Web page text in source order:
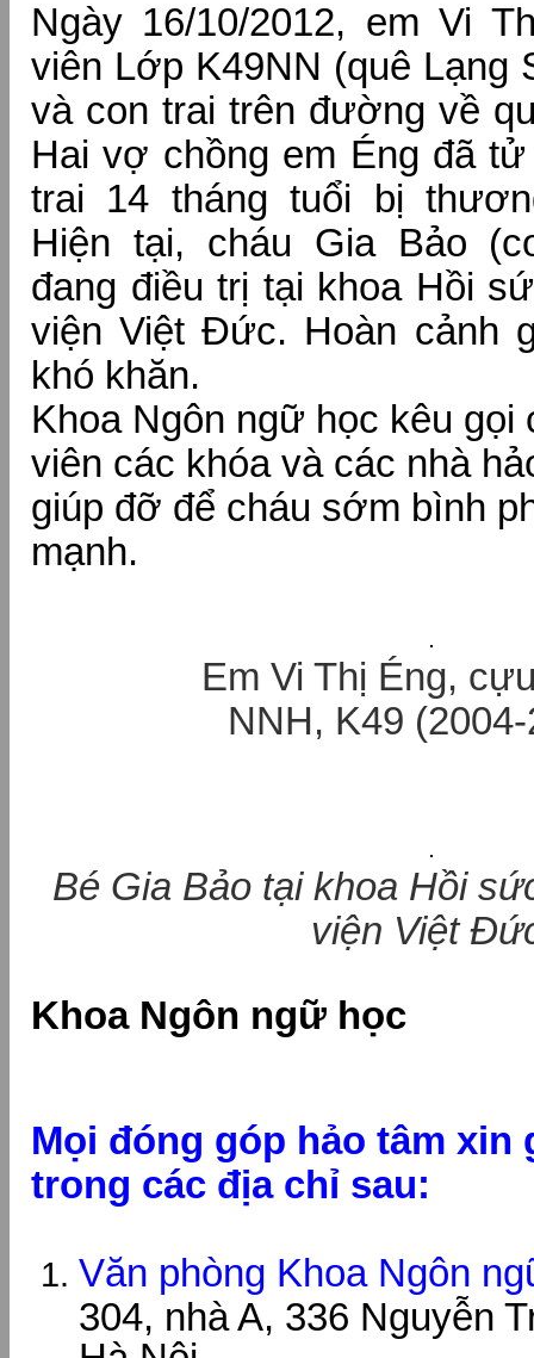
Ngày 16/10/2012, em Vi
viên Lớp K49NN (quê Lạng
và con trai trên đường về
Hai vợ chồng em Éng đã
trai 14 tháng tuổi bị
Hiện tại, cháu Gia Bảo
đang điều trị tại khoa Hồi
viện Việt Đức. Hoàn cảnh
khó khăn.
Khoa Ngôn ngữ học kêu gọi
viên các khóa và các nhà
giúp đỡ để cháu sớm bình
mạnh.
Em Vi Thị Éng,
NNH, K49
Bé Gia Bảo tại khoa Hồi
viện Việt
Khoa Ngôn ngữ học
Mọi đóng góp hảo tâm xin
trong các địa chỉ sau:
Văn phòng Khoa Ngôn
304, nhà A, 336 Nguyễn